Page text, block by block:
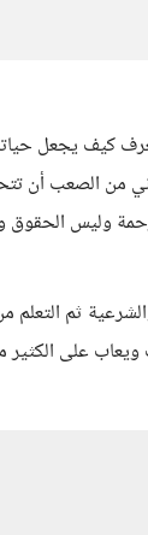
كيف يجعل
من الصعب أن
وليس الحقوق
ثم التعلم
على